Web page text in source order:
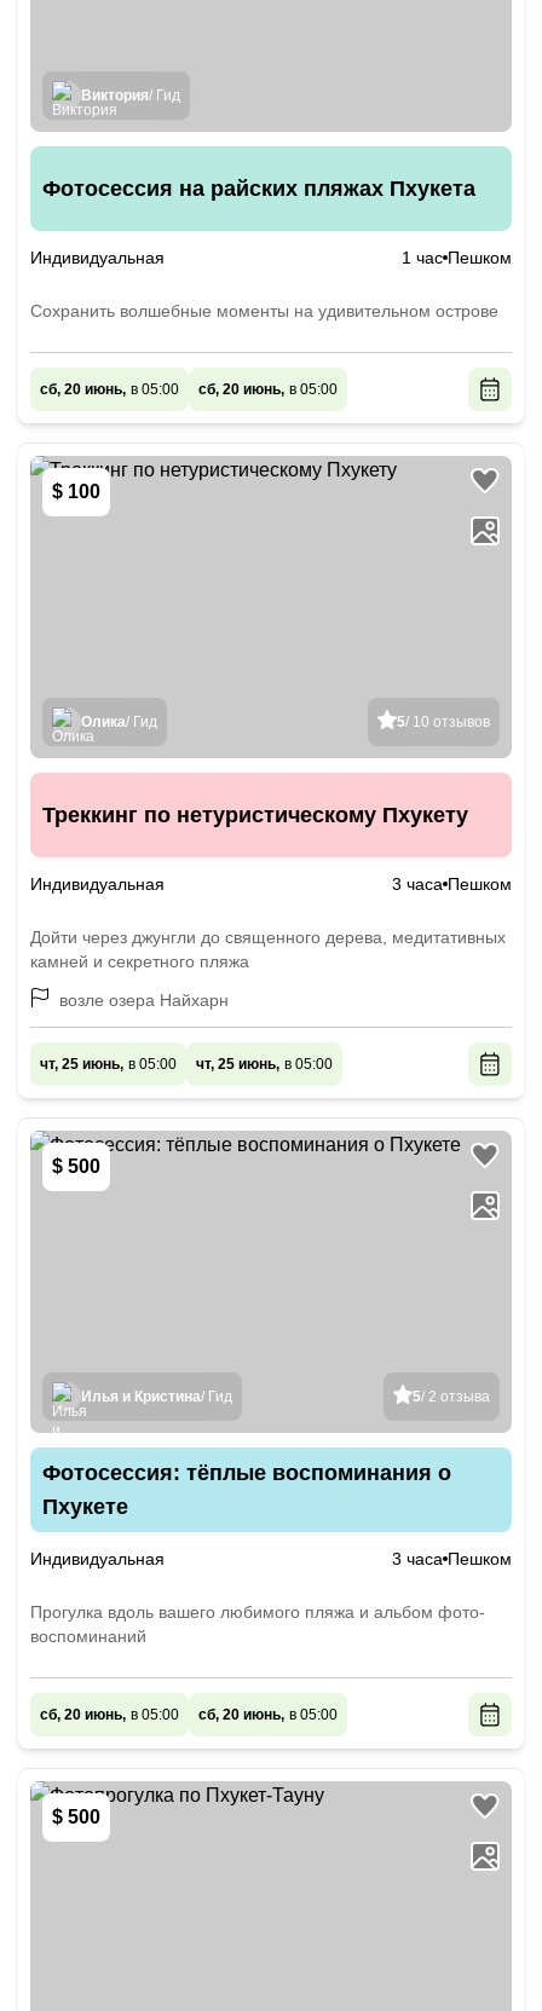
Виктория/ Гид
Фотосессия на райских пляжах Пхукета
Индивидуальная 1 час Пешком
Сохранить волшебные моменты на удивительном острове
сб, 20 июнь, в 05:00 сб, 20 июнь, в 05:00
$ 100
5/ 10 отзывов
Олика/ Гид
Треккинг по нетуристическому Пхукету
Индивидуальная 3 часа Пешком
Дойти через джунгли до священного дерева, медитативных
камней и секретного пляжа
возле озера Найхарн
чт, 25 июнь, в 05:00 чт, 25 июнь, в 05:00
$ 500
5/ 2 отзыва
Илья и Кристина/ Гид
Фотосессия: тёплые воспоминания о
Пхукете
Индивидуальная 3 часа Пешком
Прогулка вдоль вашего любимого пляжа и альбом фото-
воспоминаний
сб, 20 июнь, в 05:00 сб, 20 июнь, в 05:00
$ 500